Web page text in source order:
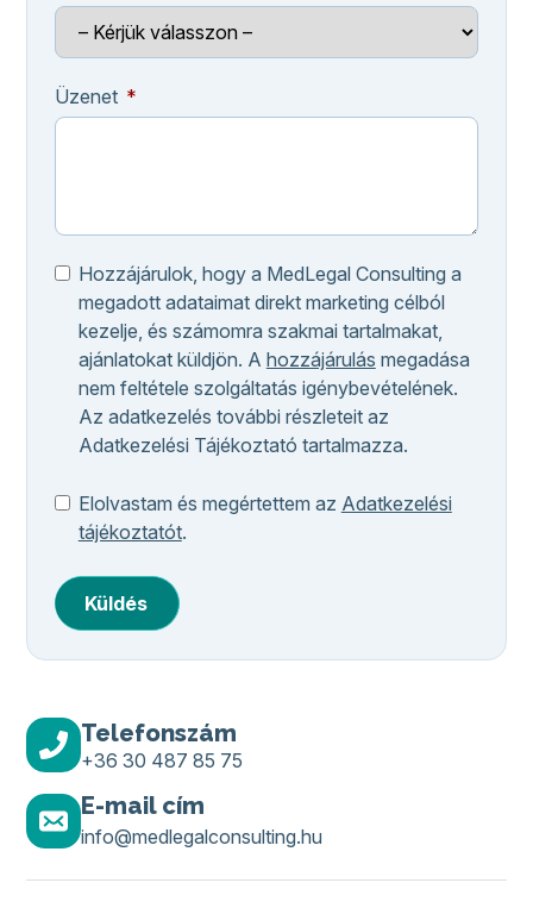
Telefonszám
+36 30 487 85 75
E-mail cím
info@medlegalconsulting.hu
Üzenet
Hozzájárulok, hogy a MedLegal Consulting a
megadott adataimat direkt marketing célból
kezelje, és számomra szakmai tartalmakat,
ajánlatokat küldjön. A hozzájárulás megadása
nem feltétele szolgáltatás igénybevételének.
Az adatkezelés további részleteit az
Adatkezelési Tájékoztató tartalmazza.
Elolvastam és megértettem az Adatkezelési
tájékoztatót.
Küldés